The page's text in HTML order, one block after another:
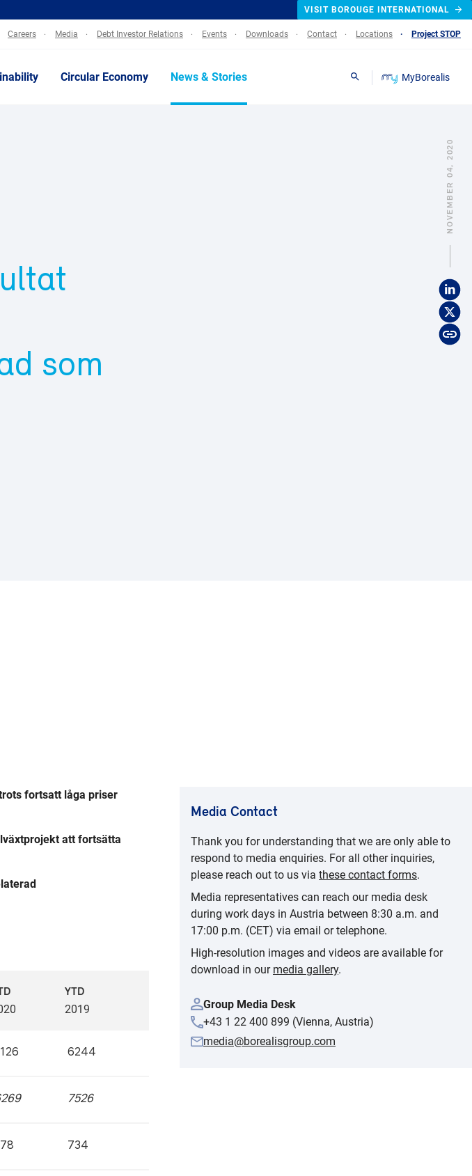
VISIT BOROUGE INTERNATIONAL
Careers Media Debt Investor Relations Events Downloads Contact Locations Project STOP
Circular Economy News & Stories Search MyBorealis
NOVEMBER 04, 2020
som
fortsatt låga priser
att fortsätta
YTD
2019
6244
7526
734
Media Contact
Thank you for understanding that we are only able to
respond to media enquiries. For all other inquiries,
please reach out to us via these contact forms.
Media representatives can reach our media desk
during work days in Austria between 8:30 a.m. and
17:00 p.m. (CET) via email or telephone.
High-resolution images and videos are available for
download in our media gallery.
Group Media Desk
+43 1 22 400 899 (Vienna, Austria)
media@borealisgroup.com